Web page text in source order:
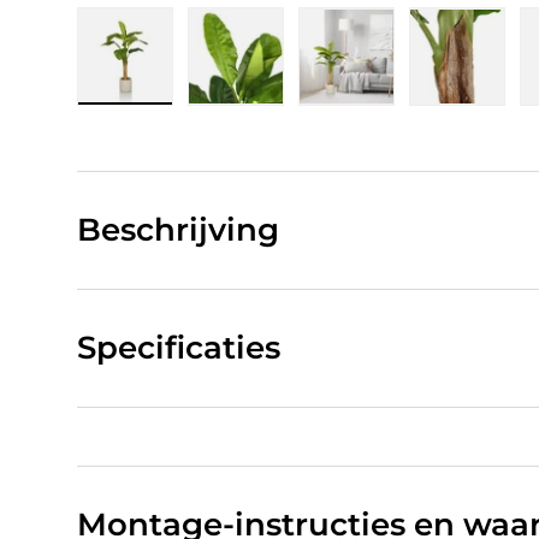
Beschrijving
Specificaties
Montage-instructies en